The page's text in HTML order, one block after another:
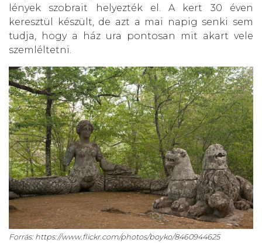
lények szobrait helyezték el. A kert 30 éven
keresztül készült, de azt a mai napig senki sem
tudja, hogy a ház ura pontosan mit akart vele
szemléltetni.
Forrás: https://www.flickr.com/photos/boyko/8460944625